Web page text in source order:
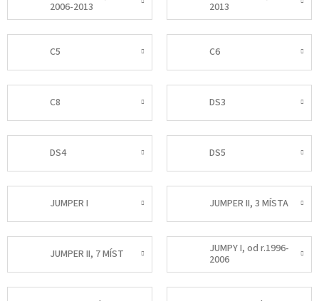
2006-2013
2013
C5 C6
C8 DS3
DS4 DS5
JUMPER I JUMPER II, 3 MÍSTA
JUMPER II, 7 MÍST
JUMPY I, od r.1996-
2006